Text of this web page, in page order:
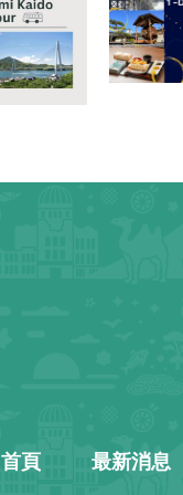
首頁 最新消息